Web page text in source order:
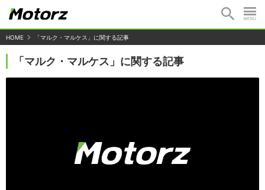
HOME 「マルク・マルケス」に関する記事
「マルク・マルケス」に関する記事